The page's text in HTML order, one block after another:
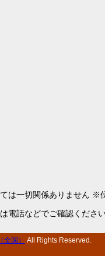
は一切関係ありません ※
電話などでご確認ください
国） All Rights Reserved.